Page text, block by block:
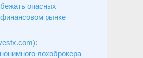
опасных
рынке
лохоброкера